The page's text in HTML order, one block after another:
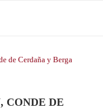
de Cerdaña y Berga
CONDE DE